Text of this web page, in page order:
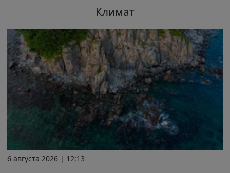
Климат
6 августа 2026 | 12:13